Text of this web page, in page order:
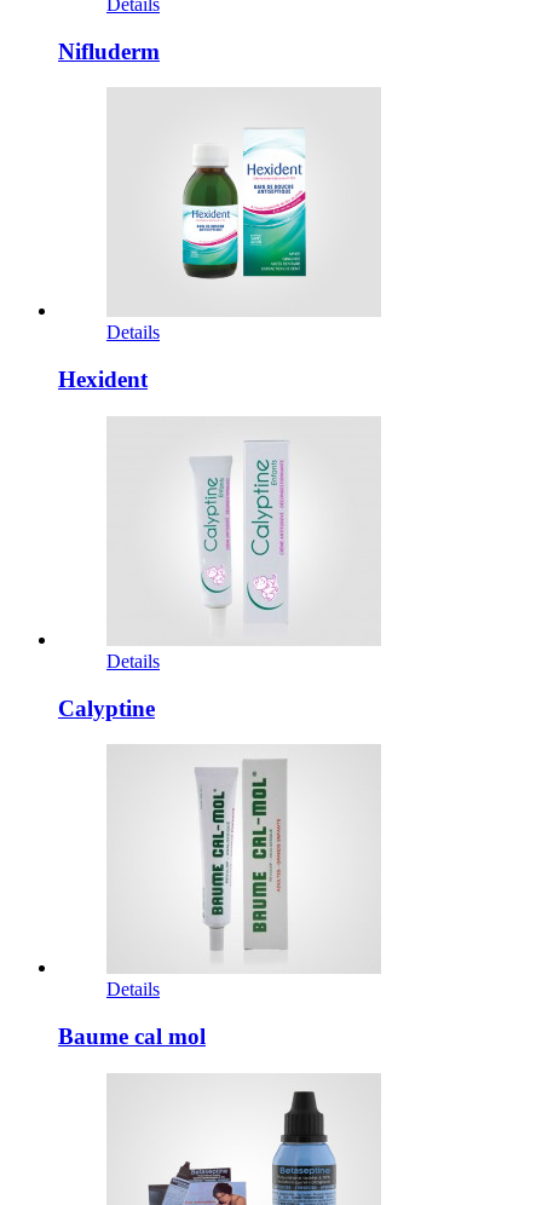
Details
Nifluderm
Details
Hexident
Details
Calyptine
Details
Baume cal mol